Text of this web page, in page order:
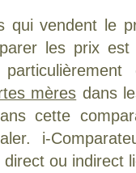
qui vendent le
les prix
mères dans
cette
i-
ou indirect